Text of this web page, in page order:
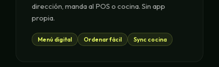
dirección, manda al POS o cocina. Sin app
propia.
Menú digital Ordenar fácil Sync cocina